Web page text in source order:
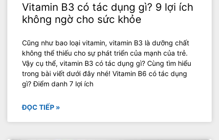
Vitamin B3 có tác dụng gì? 9 lợi ích
không ngờ cho sức khỏe
Cũng như bao loại vitamin, vitamin B3 là dưỡng chất
không thể thiếu cho sự phát triển của mạnh của trẻ.
Vậy cụ thể, vitamin B3 có tác dụng gì? Cùng tìm hiểu
trong bài viết dưới đây nhé! Vitamin B6 có tác dụng
gì? Điểm danh 7 lợi ích
ĐỌC TIẾP »